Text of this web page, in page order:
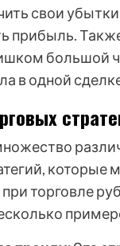
свои
прибыль.
большой
в одной
которые
торговле